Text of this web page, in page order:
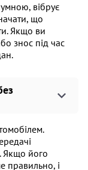
вібрує
що
Якщо ви
знос під час
Якщо його
правильно, і